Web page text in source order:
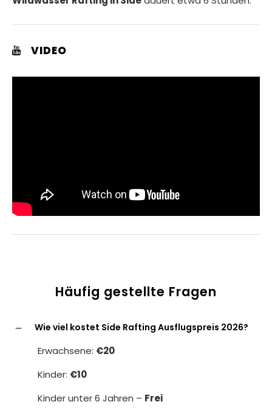
VIDEO
Häufig gestellte Fragen
Wie viel kostet Side Rafting Ausflugspreis 2026?
Erwachsene: €20
Kinder: €10
Kinder unter 6 Jahren – Frei